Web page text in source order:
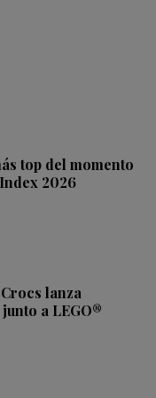
top del momento
2026
lanza
a LEGO®